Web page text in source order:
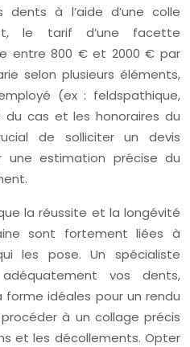
à l’aide d’une colle
le tarif d’une facette
entre 800 € et 2000 € par
selon plusieurs éléments,
(ex : feldspathique,
cas et les honoraires du
de solliciter un devis
une estimation précise du
la réussite et la longévité
sont fortement liées à
les pose. Un spécialiste
vos dents,
idéales pour un rendu
à un collage précis
et les décollements. Opter